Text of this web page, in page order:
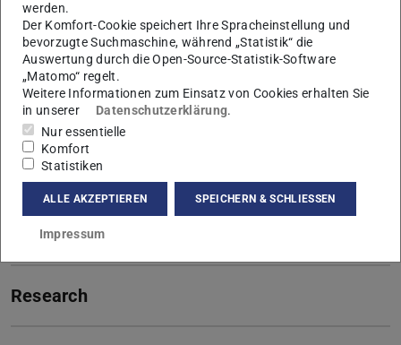
+49 6151 16-22492
S2|15 305
Schlossgartenstraße 7
64289 Darmstadt
Links
Mehr erfahren
Sprechstunde
Research
werden.
Der Komfort-Cookie speichert Ihre Spracheinstellung und
bevorzugte Suchmaschine, während „Statistik“ die
Auswertung durch die Open-Source-Statistik-Software
„Matomo“ regelt.
Weitere Informationen zum Einsatz von Cookies erhalten Sie
in unserer
Datenschutzerklärung.
Nur essentielle
Komfort
Statistiken
ALLE AKZEPTIEREN SPEICHERN & SCHLIESSEN
Impressum